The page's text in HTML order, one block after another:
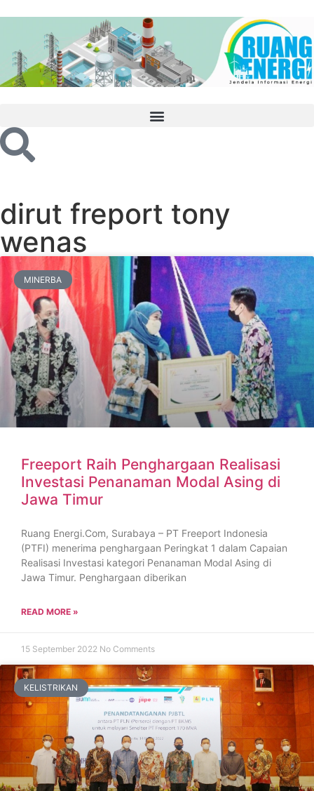
dirut freport tony
wenas
MINERBA
Freeport Raih Penghargaan Realisasi
Investasi Penanaman Modal Asing di
Jawa Timur
Ruang Energi.Com, Surabaya – PT Freeport Indonesia
(PTFI) menerima penghargaan Peringkat 1 dalam Capaian
Realisasi Investasi kategori Penanaman Modal Asing di
Jawa Timur. Penghargaan diberikan
READ MORE »
15 September 2022 No Comments
KELISTRIKAN